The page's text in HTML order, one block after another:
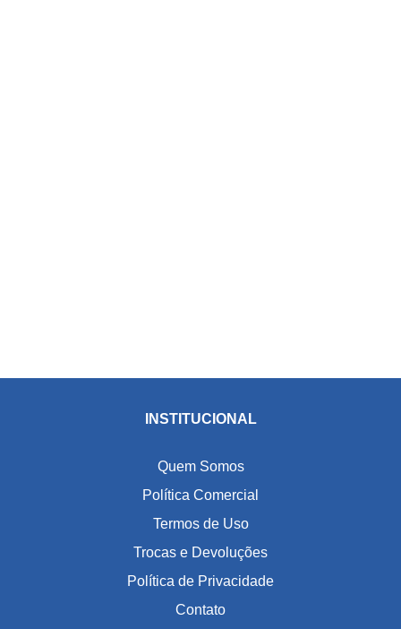
INSTITUCIONAL
Quem Somos
Política Comercial
Termos de Uso
Trocas e Devoluções
Política de Privacidade
Contato